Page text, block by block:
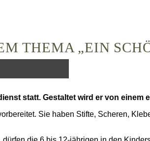
THEMA „EIN
statt. Gestaltet wird er von einem
Sie haben Stifte, Scheren,